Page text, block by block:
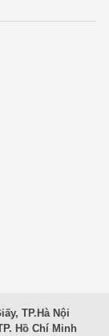
TP.Hà Nội
Hồ Chí Minh